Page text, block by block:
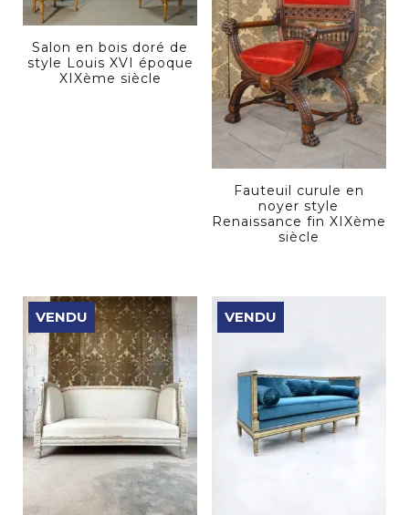
Salon en bois doré de
style Louis XVI époque
XIXème siècle
Fauteuil curule en
noyer style
Renaissance fin XIXème
siècle
VENDU VENDU